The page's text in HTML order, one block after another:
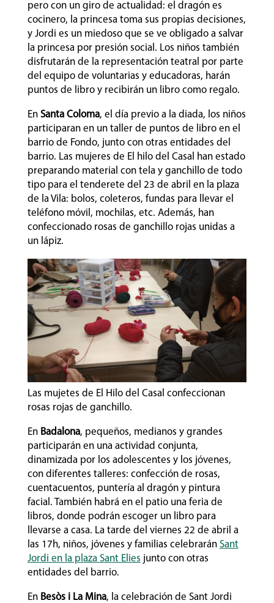
pero con un giro de actualidad: el dragón es
cocinero, la princesa toma sus propias decisiones,
y Jordi es un miedoso que se ve obligado a salvar
la princesa por presión social. Los niños también
disfrutarán de la representación teatral por parte
del equipo de voluntarias y educadoras, harán
puntos de libro y recibirán un libro como regalo.
En Santa Coloma, el día previo a la diada, los niños
participaran en un taller de puntos de libro en el
barrio de Fondo, junto con otras entidades del
barrio. Las mujeres de El hilo del Casal han estado
preparando material con tela y ganchillo de todo
tipo para el tenderete del 23 de abril en la plaza
de la Vila: bolos, coleteros, fundas para llevar el
teléfono móvil, mochilas, etc. Además, han
confeccionado rosas de ganchillo rojas unidas a
un lápiz.
Las mujetes de El Hilo del Casal confeccionan
rosas rojas de ganchillo.
En Badalona, pequeños, medianos y grandes
participarán en una actividad conjunta,
dinamizada por los adolescentes y los jóvenes,
con diferentes talleres: confección de rosas,
cuentacuentos, puntería al dragón y pintura
facial. También habrá en el patio una feria de
libros, donde podrán escoger un libro para
llevarse a casa. La tarde del viernes 22 de abril a
las 17h, niños, jóvenes y familias celebrarán Sant
Jordi en la plaza Sant Elies junto con otras
entidades del barrio.
En Besòs i La Mina, la celebración de Sant Jordi